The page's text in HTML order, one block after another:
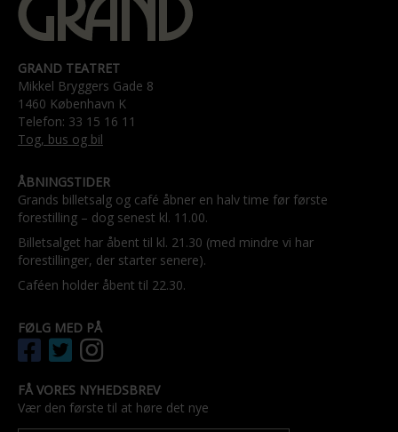
GRAND TEATRET
Mikkel Bryggers Gade 8
1460 København K
Telefon: 33 15 16 11
Tog, bus og bil
ÅBNINGSTIDER
Grands billetsalg og café åbner en halv time før første
forestilling – dog senest kl. 11.00.
Billetsalget har åbent til kl. 21.30 (med mindre vi har
forestillinger, der starter senere).
Caféen holder åbent til 22.30.
FØLG MED PÅ
FÅ VORES NYHEDSBREV
Vær den første til at høre det nye